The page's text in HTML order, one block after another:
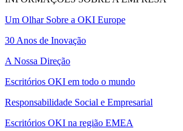
Um Olhar Sobre a OKI Europe
30 Anos de Inovação
A Nossa Direção
Escritórios OKI em todo o mundo
Responsabilidade Social e Empresarial
Escritórios OKI na região EMEA